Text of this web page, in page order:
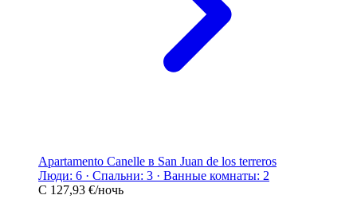
Apartamento Canelle в San Juan de los terreros
Люди: 6 · Спальни: 3 · Ванные комнаты: 2
С 127,93 €/ночь